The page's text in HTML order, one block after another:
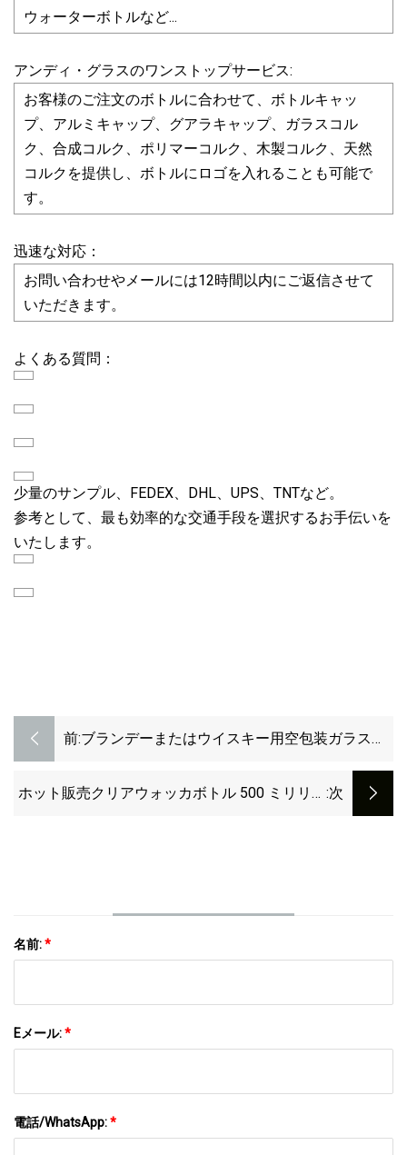
ウォーターボトルなど...
アンディ・グラスのワンストップサービス:
お客様のご注文のボトルに合わせて、ボトルキャッ
プ、アルミキャップ、グアラキャップ、ガラスコル
ク、合成コルク、ポリマーコルク、木製コルク、天然
コルクを提供し、ボトルにロゴを入れることも可能で
す。
迅速な対応：
お問い合わせやメールには12時間以内にご返信させて
いただきます。
よくある質問：
少量のサンプル、FEDEX、DHL、UPS、TNTなど。
参考として、最も効率的な交通手段を選択するお手伝いを
いたします。
前:ブランデーまたはウイスキー用空包装ガラスボ
ホット販売クリアウォッカボトル 500 ミリリッ :次
名前:*
Eメール:*
電話/WhatsApp:*